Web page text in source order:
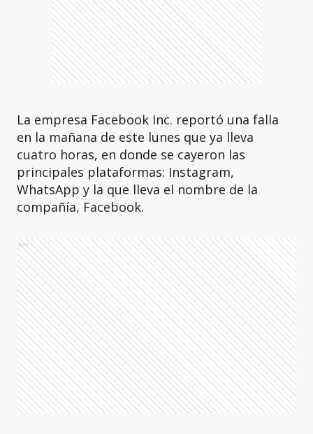
La empresa Facebook Inc. reportó una falla
en la mañana de este lunes que ya lleva
cuatro horas, en donde se cayeron las
principales plataformas: Instagram,
WhatsApp y la que lleva el nombre de la
compañía, Facebook.
Ads